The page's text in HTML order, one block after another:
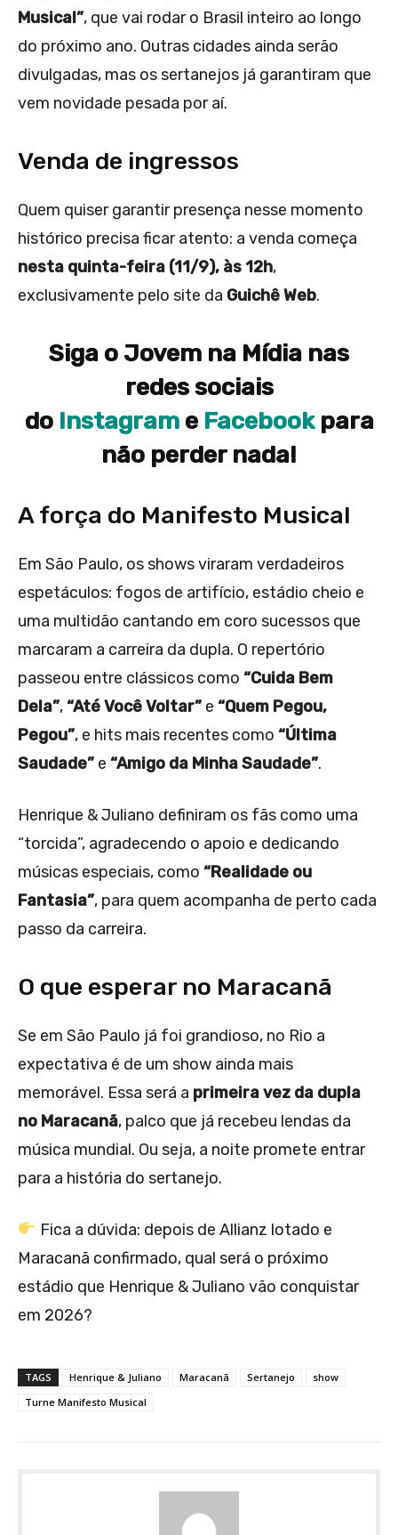
Musical”, que vai rodar o Brasil inteiro ao longo
do próximo ano. Outras cidades ainda serão
divulgadas, mas os sertanejos já garantiram que
vem novidade pesada por aí.
Venda de ingressos
Quem quiser garantir presença nesse momento
histórico precisa ficar atento: a venda começa
nesta quinta-feira (11/9), às 12h,
exclusivamente pelo site da Guichê Web.
Siga o Jovem na Mídia nas
redes sociais
do Instagram e Facebookpara
não perder nada!
A força do Manifesto Musical
Em São Paulo, os shows viraram verdadeiros
espetáculos: fogos de artifício, estádio cheio e
uma multidão cantando em coro sucessos que
marcaram a carreira da dupla. O repertório
passeou entre clássicos como “Cuida Bem
Dela”,“Até Você Voltar” e “Quem Pegou,
Pegou”, e hits mais recentes como “Última
Saudade” e “Amigo da Minha Saudade”.
Henrique & Juliano definiram os fãs como uma
“torcida”, agradecendo o apoio e dedicando
músicas especiais, como “Realidade ou
Fantasia”, para quem acompanha de perto cada
passo da carreira.
O que esperar no Maracanã
Se em São Paulo já foi grandioso, no Rio a
expectativa é de um show ainda mais
memorável. Essa será a primeira vez da dupla
no Maracanã, palco que já recebeu lendas da
música mundial. Ou seja, a noite promete entrar
para a história do sertanejo.
Fica a dúvida: depois de Allianz lotado e
Maracanã confirmado, qual será o próximo
estádio que Henrique & Juliano vão conquistar
em 2026?
TAGS Henrique & Juliano Maracanã Sertanejo
show
Turne Manifesto Musical